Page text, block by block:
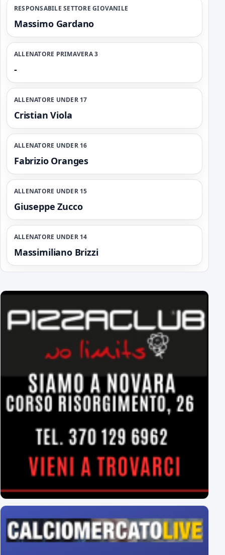
RESPONSABILE SETTORE GIOVANILE
Massimo Gardano
ALLENATORE PRIMAVERA 3
-
ALLENATORE UNDER 17
Cristian Viola
ALLENATORE UNDER 16
Fabrizio Oranges
ALLENATORE UNDER 15
Giuseppe Zucco
ALLENATORE UNDER 14
Massimiliano Brizzi